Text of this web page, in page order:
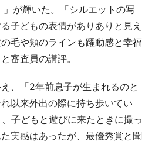
が輝いた。「シルエットの写
子どもの表情がありありと見え
毛や頬のラインも躍動感と幸福
審査員の講評。
、「2年前息子が生まれるのと
以来外出の際に持ち歩いてい
子どもと遊びに来たときに撮っ
実感はあったが、最優秀賞と聞